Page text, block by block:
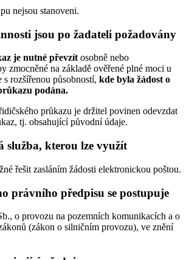
nejsou stanoveni.
jsou po žadateli požadovány
je nutné převzítosobně nebo
zmocněné na základě ověřené plné moci u
s rozšířenou působností, kde byla žádost o
podána.
průkazu je držitel povinen odevzdat
tj. obsahující původní údaje.
služba, kterou lze využít
řešit zasláním žádosti elektronickou poštou.
právního předpisu se postupuje
o provozu na pozemních komunikacích a o
(zákon o silničním provozu), ve znění